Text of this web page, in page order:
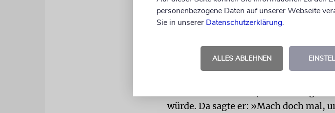
unterschiedlichen Befindlichkeiten,
Ein Frankfurter Lebensmittelgeschäft
koscher verkauft. Damals habe ich
würde. Da sagte er: »Mach doch mal,
personenbezogene Daten auf unserer Webseite
Sie in unserer Datenschutzerklärung.
ALLES ABLEHNEN